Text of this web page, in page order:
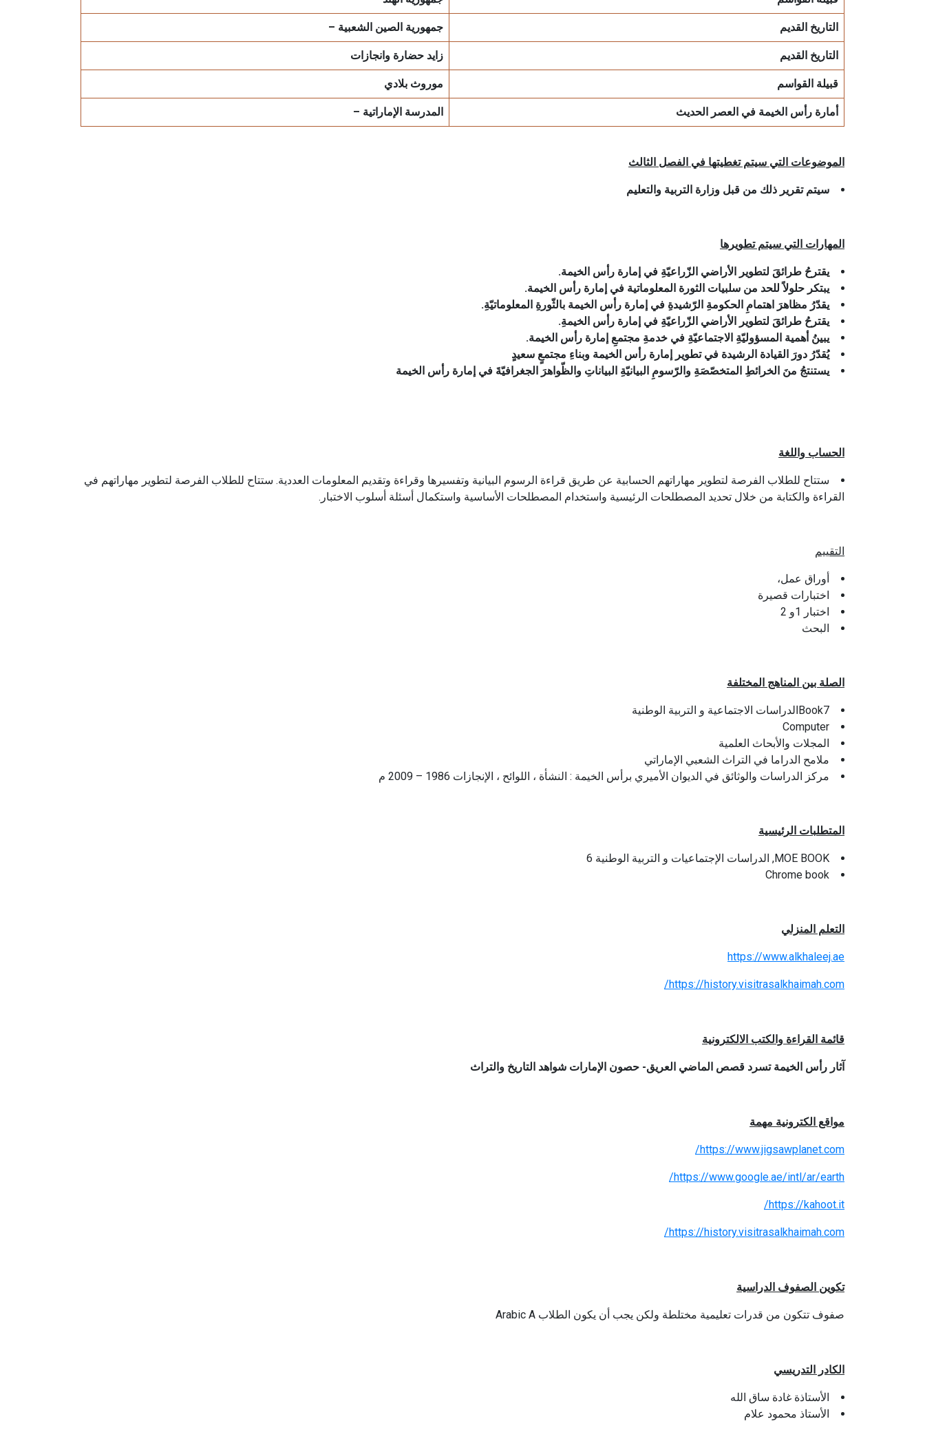
التاريخ القديم جمهورية الصين الشعبية –
التاريخ القديم زايد حضارة وانجازات
قبيلة القواسم موروث بلادي
أمارة رأس الخيمة في العصر الحديث المدرسة الإماراتية –
الموضوعات التي سيتم تغطيتها في الفصل الثالث
سيتم تقرير ذلك من قبل وزارة التربية والتعليم
المهارات التي سيتم تطويرها
يقترحُ طرائقَ لتطوير الأراضي الزّراعيّةِ في إمارة رأس الخيمة.
يبتكر حلولاً للحد من سلبيات الثورة المعلوماتية في إمارة رأس الخيمة.
يقدّرُ مظاهرَ اهتمامِ الحكومةِ الرّشيدةِ في إمارة رأس الخيمة بالثّورةِ المعلوماتيّةِ.
يقترحُ طرائقَ لتطوير الأراضي الزّراعيّةِ في إمارة رأس الخيمةِ.
يبينُ أهمية المسؤوليّةِ الاجتماعيّةِ في خدمةِ مجتمعِ إمارة رأس الخيمة.
يُقدّرُ دورَ القيادة الرشيدة في تطوير إمارة رأس الخيمة وبناءِ مجتمعٍ سعيدٍ
يستنتجُ منَ الخرائطِ المتخصّصَةِ والرّسومِ البيانيّةِ البياناتِ والظّواهرَ الجغرافيّةَ في إمارة رأس الخيمة
الحساب واللغة
ستتاح للطلاب الفرصة لتطوير مهاراتهم الحسابية عن طريق قراءة الرسوم البيانية وتفسيرها وقراءة وتقديم المعلومات العددية. ستتاح للطلاب الفرصة لتطوير مهاراتهم في
القراءة والكتابة من خلال تحديد المصطلحات الرئيسية واستخدام المصطلحات الأساسية واستكمال أسئلة أسلوب الاختبار.
التقييم
أوراق عمل،
اختبارات قصيرة
اختبار 1و 2
البحث
الصلة بين المناهج المختلفة
Book7الدراسات الاجتماعية و التربية الوطنية
Computer
المجلات والأبحاث العلمية
ملامح الدراما في التراث الشعبي الإماراتي
مركز الدراسات والوثائق في الديوان الأميري برأس الخيمة : النشأة ، اللوائح ، الإنجازات 1986 – 2009 م
المتطلبات الرئيسية
MOE BOOK, الدراسات الإجتماعيات و التربية الوطنية 6
Chrome book
التعلم المنزلي
https://www.alkhaleej.ae
https://history.visitrasalkhaimah.com/
قائمة القراءة والكتب الالكترونية
آثار رأس الخيمة تسرد قصص الماضي العريق- حصون الإمارات شواهد التاريخ والتراث
مواقع الكترونية مهمة
https://www.jigsawplanet.com/
https://www.google.ae/intl/ar/earth/
https://kahoot.it/
https://history.visitrasalkhaimah.com/
تكوين الصفوف الدراسية
صفوف تتكون من قدرات تعليمية مختلطة ولكن يجب أن يكون الطلاب Arabic A
الكادر التدريسي
الأستاذة غادة ساق الله
الأستاذ محمود علام